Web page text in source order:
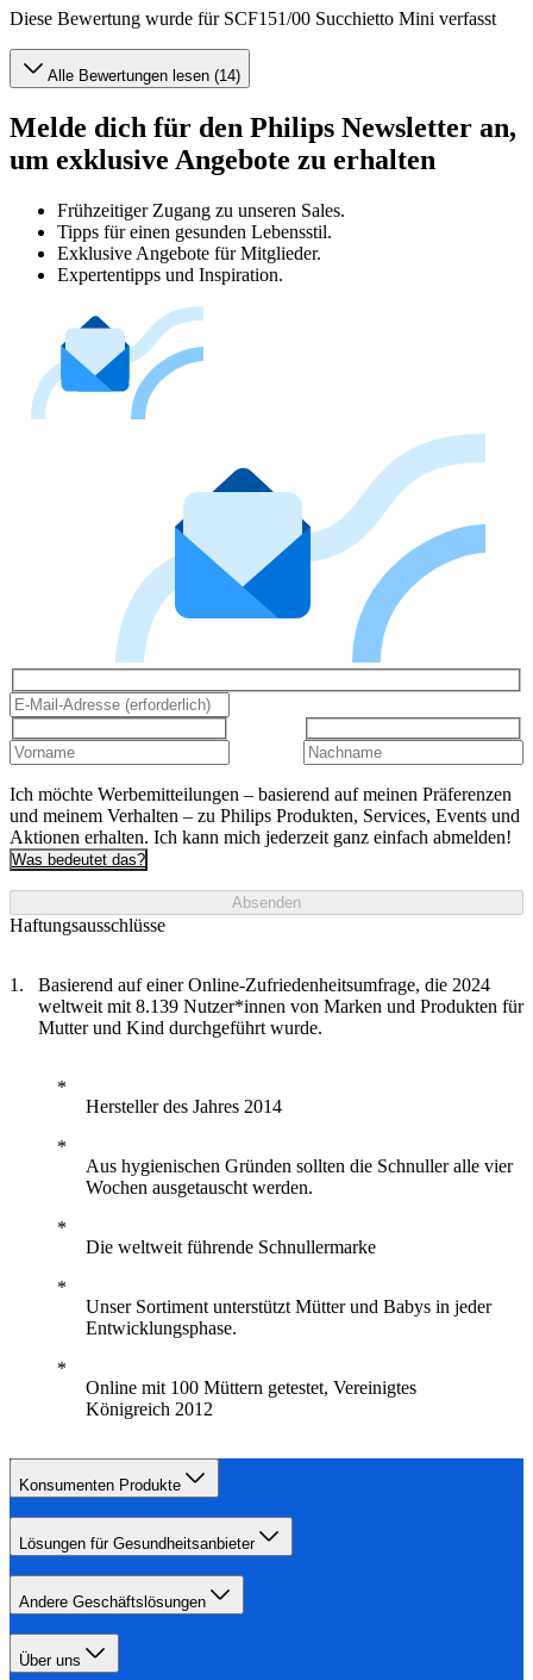
Diese Bewertung wurde für SCF151/00 Succhietto Mini verfasst
Alle Bewertungen lesen (14)
Melde dich für den Philips Newsletter an,
um exklusive Angebote zu erhalten
Frühzeitiger Zugang zu unseren Sales.
Tipps für einen gesunden Lebensstil.
Exklusive Angebote für Mitglieder.
Expertentipps und Inspiration.
Ich möchte Werbemitteilungen – basierend auf meinen Präferenzen
und meinem Verhalten – zu Philips Produkten, Services, Events und
Aktionen erhalten. Ich kann mich jederzeit ganz einfach abmelden!
Was bedeutet das?
Absenden
Haftungsausschlüsse
Basierend auf einer Online-Zufriedenheitsumfrage, die 2024
weltweit mit 8.139 Nutzer*innen von Marken und Produkten für
Mutter und Kind durchgeführt wurde.
Hersteller des Jahres 2014
Aus hygienischen Gründen sollten die Schnuller alle vier
Wochen ausgetauscht werden.
Die weltweit führende Schnullermarke
Unser Sortiment unterstützt Mütter und Babys in jeder
Entwicklungsphase.
Online mit 100 Müttern getestet, Vereinigtes
Königreich 2012
Konsumenten Produkte
Lösungen für Gesundheitsanbieter
Andere Geschäftslösungen
Über uns